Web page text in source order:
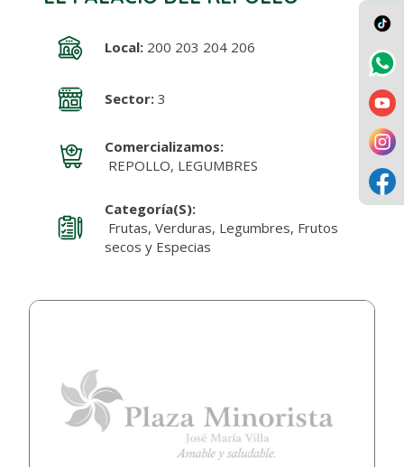
Local:200 203 204 206
Sector:3
Comercializamos:
REPOLLO, LEGUMBRES
Categoría(s):
Frutas, Verduras, Legumbres, Frutos
secos y Especias